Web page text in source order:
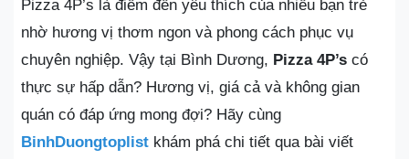
Pizza 4P’s là điểm đến yêu thích của nhiều bạn trẻ
nhờ hương vị thơm ngon và phong cách phục vụ
chuyên nghiệp. Vậy tại Bình Dương, Pizza 4P’s có
thực sự hấp dẫn? Hương vị, giá cả và không gian
quán có đáp ứng mong đợi? Hãy cùng
BinhDuongtoplist khám phá chi tiết qua bài viết